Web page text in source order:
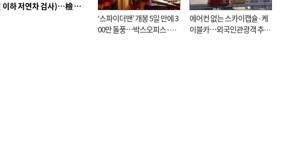
■ 검사 신분 버리고 직급하향(10년 이하 저연차 검사)…檢 중수청행 기피
‘스파이더맨’ 개봉 5일 만에 3
00만 돌풍…박스오피스·예
에어컨 없는 스카이캡슐·케
이블카…외국인관광객 추억